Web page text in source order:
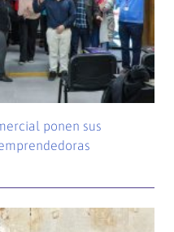
ponen sus